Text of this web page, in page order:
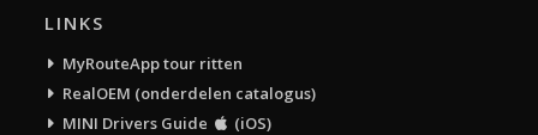
LINKS
MyRouteApp tour ritten
RealOEM (onderdelen catalogus)
MINI Drivers Guide
(iOS)